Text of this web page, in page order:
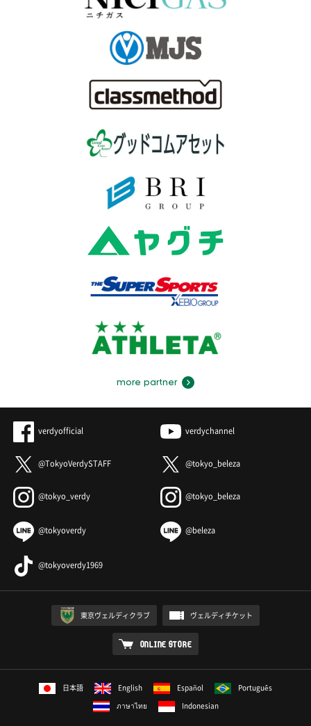
more partner
verdyofficial verdychannel
@TokyoVerdySTAFF @tokyo_beleza
@tokyo_verdy @tokyo_beleza
@tokyoverdy @beleza
@tokyoverdy1969
東京ヴェルディクラブ ヴェルディチケット
ONLINE STORE
日本語 English Español
Português
ภาษาไทย
Indonesian